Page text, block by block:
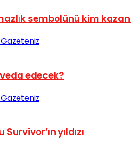
sembolünü kim
edecek?
yıldızı